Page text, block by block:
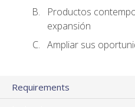
Productos
expansión
Ampliar sus
Requirements